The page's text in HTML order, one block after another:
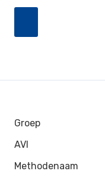
Groep
AVI
Methodenaam